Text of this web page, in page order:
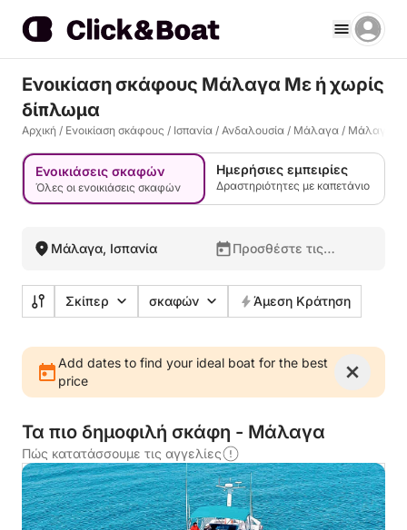
Ενοικίαση σκάφους Μάλαγα Με ή χωρίς
δίπλωμα
Αρχική / Ενοικίαση σκάφους / Ισπανία / Ανδαλουσία / Μάλαγα / Μάλαγα
Ενοικιάσεις σκαφών
Όλες οι ενοικιάσεις σκαφών
Ημερήσιες εμπειρίες
Δραστηριότητες με καπετάνιο
Μάλαγα, Ισπανία
Προσθέστε τις
Σκίπερ σκαφών Άμεση Κράτηση
Add dates to find your ideal boat for the best
price
Τα πιο δημοφιλή σκάφη - Μάλαγα
Πώς κατατάσσουμε τις αγγελίες